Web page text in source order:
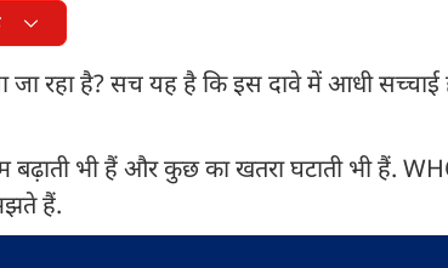
जा रहा है? सच यह है कि इस दावे में आधी
भी हैं और कुछ का खतरा घटाती भी हैं.
हैं.